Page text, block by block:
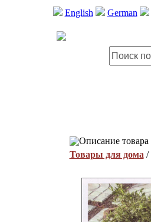
English German
Описание товара
Товары для дома /